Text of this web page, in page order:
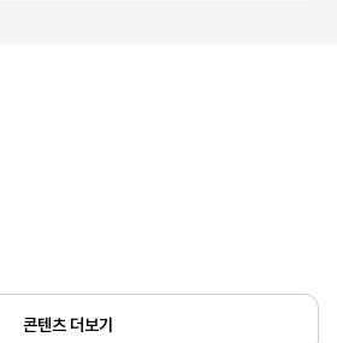
콘텐츠 더보기